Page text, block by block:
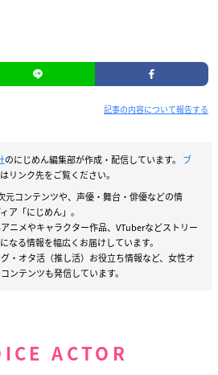
記事の内容について報告する
のにじめん編集部が作成・配信しています。 ブ
リンク先をご覧ください。
元コンテンツや、声優・舞台・俳優などの情
ア「にじめん」。
ニメやキャラクター作品、VTuberなどストリー
なる情報を幅広くお届けしています。
・オタ活（推し活）お役立ち情報など、女性オ
ンテンツも発信しています。
ACTOR